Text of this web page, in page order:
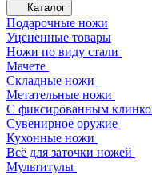
Каталог
Подарочные ножи
Уцененные товары
Ножи по виду стали
Мачете
Складные ножи
Метательные ножи
С фиксированным
Сувенирное оружие
Кухонные ножи
Всё для заточки ножей
Мультитулы